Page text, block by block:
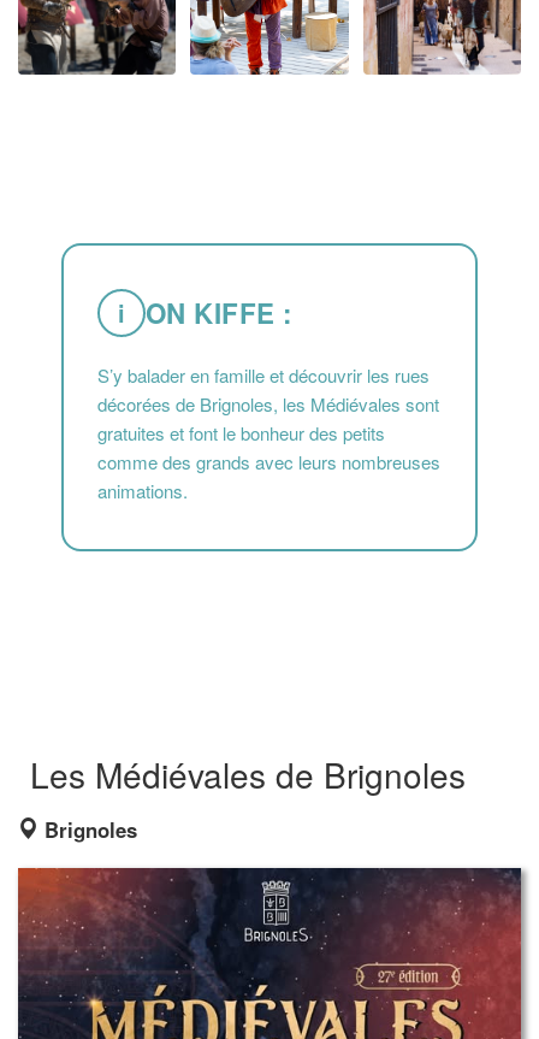
i ON KIFFE :
S’y balader en famille et découvrir les rues
décorées de Brignoles, les Médiévales sont
gratuites et font le bonheur des petits
comme des grands avec leurs nombreuses
animations.
Les Médiévales de Brignoles
Brignoles